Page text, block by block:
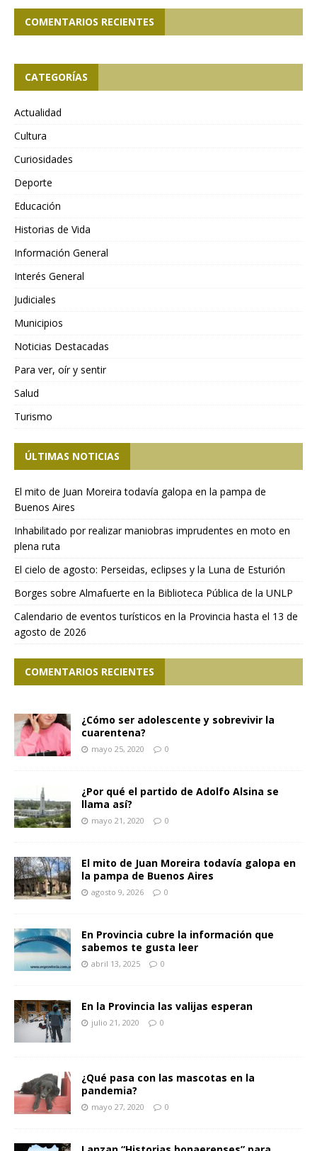
COMENTARIOS RECIENTES
CATEGORÍAS
Actualidad
Cultura
Curiosidades
Deporte
Educación
Historias de Vida
Información General
Interés General
Judiciales
Municipios
Noticias Destacadas
Para ver, oír y sentir
Salud
Turismo
ÚLTIMAS NOTICIAS
El mito de Juan Moreira todavía galopa en la pampa de
Buenos Aires
Inhabilitado por realizar maniobras imprudentes en moto en
plena ruta
El cielo de agosto: Perseidas, eclipses y la Luna de Esturión
Borges sobre Almafuerte en la Biblioteca Pública de la UNLP
Calendario de eventos turísticos en la Provincia hasta el 13 de
agosto de 2026
COMENTARIOS RECIENTES
¿Cómo ser adolescente y sobrevivir la
cuarentena?
mayo 25, 2020 0
¿Por qué el partido de Adolfo Alsina se
llama así?
mayo 21, 2020 0
El mito de Juan Moreira todavía galopa en
la pampa de Buenos Aires
agosto 9, 2026 0
En Provincia cubre la información que
sabemos te gusta leer
abril 13, 2025 0
En la Provincia las valijas esperan
julio 21, 2020 0
¿Qué pasa con las mascotas en la
pandemia?
mayo 27, 2020 0